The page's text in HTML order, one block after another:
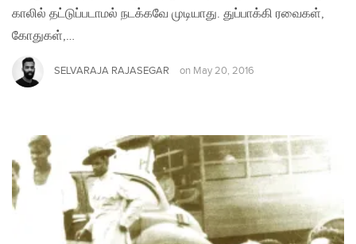
காலில் தட்டுப்படாமல் நடக்கவே முடியாது. துப்பாக்கி ரவைகள்,
கோதுகள்,…
SELVARAJA RAJASEGAR on May 20, 2016